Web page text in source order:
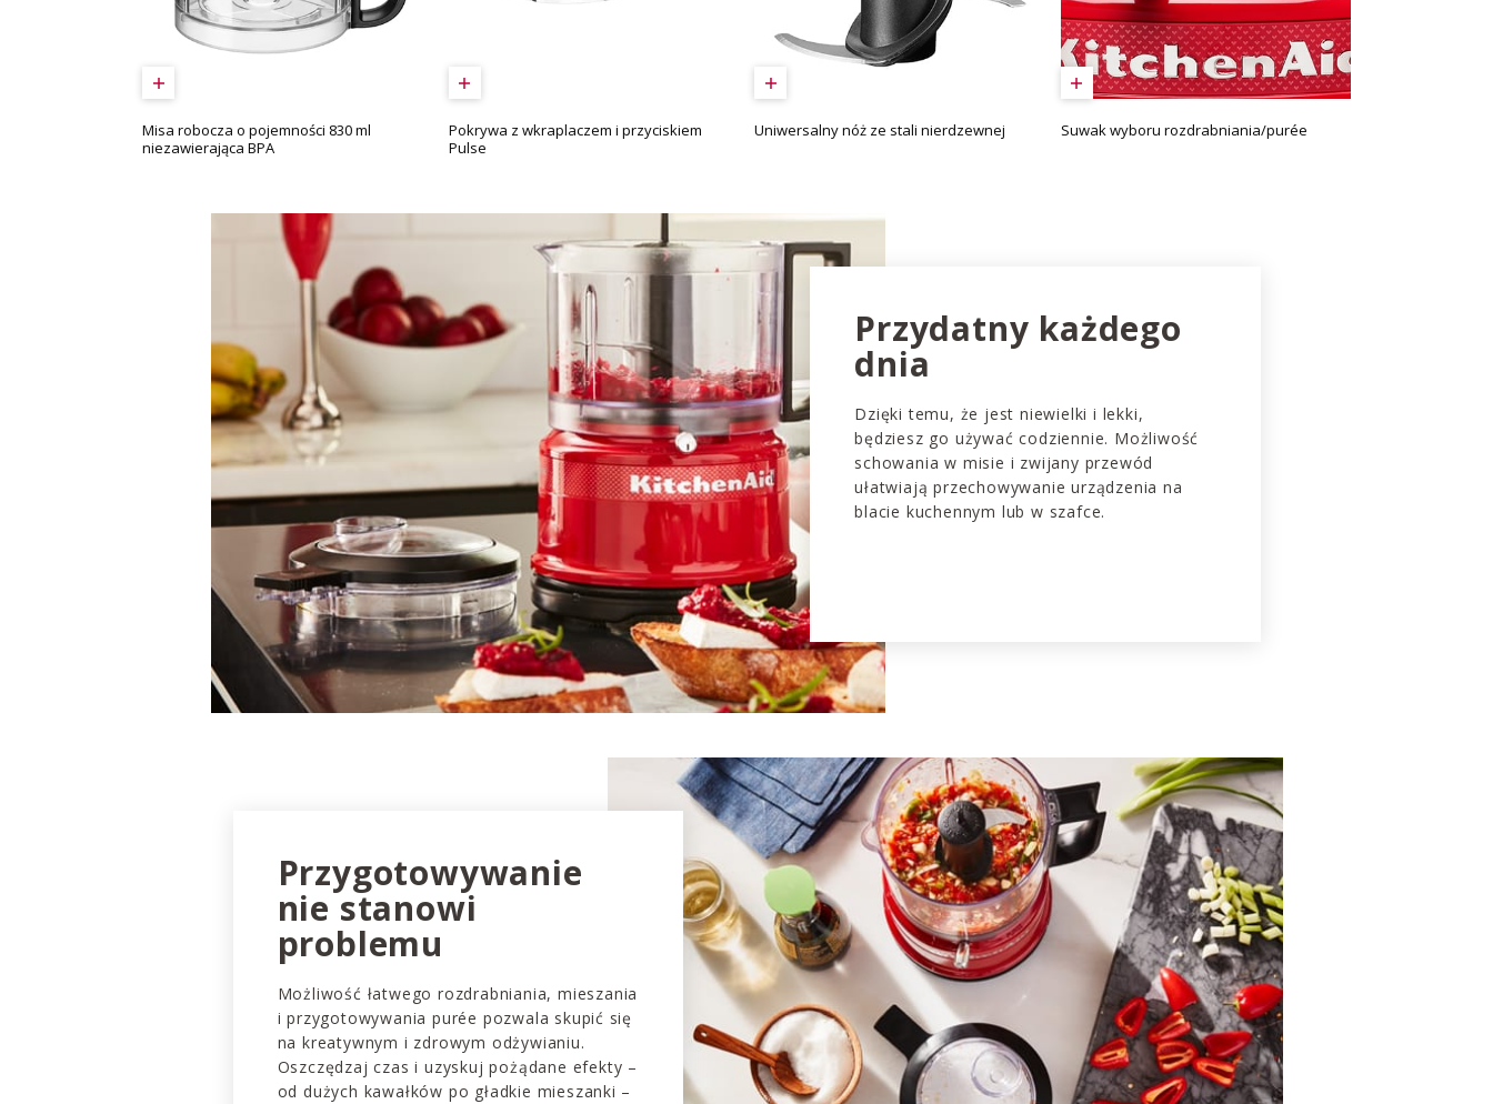
Misa robocza o pojemności 830 ml
niezawierająca BPA
Pokrywa z wkraplaczem i przyciskiem
Pulse
Uniwersalny nóż ze stali nierdzewnej Suwak wyboru rozdrabniania/purée
Przydatny każdego
dnia
Dzięki temu, że jest niewielki i lekki,
będziesz go używać codziennie. Możliwość
schowania w misie i zwijany przewód
ułatwiają przechowywanie urządzenia na
blacie kuchennym lub w szafce.
Przygotowywanie
nie stanowi
problemu
Możliwość łatwego rozdrabniania, mieszania
i przygotowywania purée pozwala skupić się
na kreatywnym i zdrowym odżywianiu.
Oszczędzaj czas i uzyskuj pożądane efekty –
od dużych kawałków po gładkie mieszanki –